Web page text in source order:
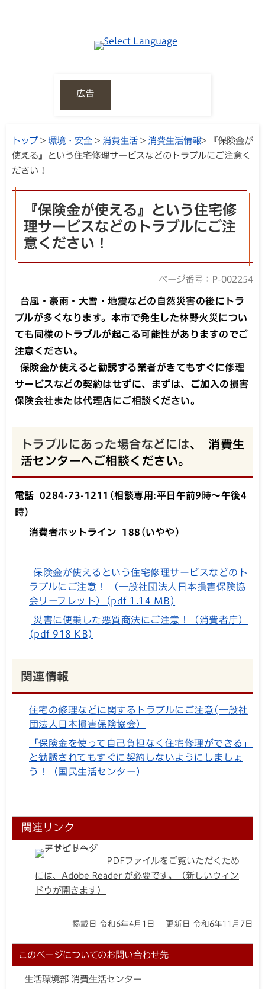
広告
トップ> 環境・安全 > 消費生活 > 消費生活情報> 『保険金が
使える』という住宅修理サービスなどのトラブルにご注意く
ださい！
『保険金が使える』という住宅修
理サービスなどのトラブルにご注
意ください！
ページ番号：P-002254
台風・豪雨・大雪・地震などの自然災害の後にトラ
ブルが多くなります。 本市で発生した林野火災につい
ても同様のトラブルが起こる可能性がありますのでご
注意ください。
保険金か使えると勧誘する業者がきてもすぐに修理
サービスなどの契約はせずに、まずは、 ご加入の損害
保険会社または代理店にご相談ください。
トラブルにあった場合などには、 消費生
活センターへご相談ください。
電話 0284-73-1211(相談専用:平日午前9時～午後4
時)
消費者ホットライン 188(いやや)
保険金が使えるという住宅修理サービスなどのト
ラブルにご注意！ （一般社団法人日本損害保険協
会リーフレット）(pdf 1.14 MB)
災害に便乗した悪質商法にご注意！（消費者庁）
(pdf 918 KB)
関連情報
住宅の修理などに関するトラブルにご注意(一般社
団法人日本損害保険協会）
「保険金を使って自己負担なく住宅修理ができる」
と勧誘されてもすぐに契約しないようにしましょ
う！（国民生活センター）
関連リンク
PDFファイルをご覧いただくため
には、Adobe Reader が必要です。（新しいウィン
ドウが開きます）
掲載日 令和6年4月1日 更新日 令和6年11月7日
このページについてのお問い合わせ先
生活環境部 消費生活センター